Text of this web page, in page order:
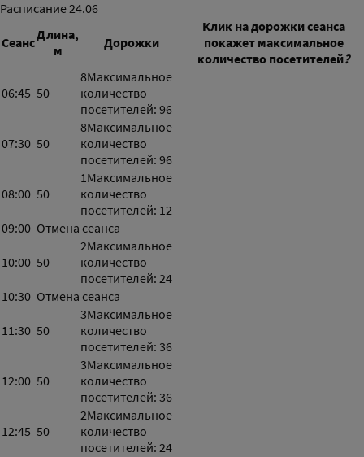
Расписание24.06
СеансДлина,
м
Дорожки
Клик на дорожки сеанса
покажет максимальное
количество посетителей?
06:45 50
8Максимальное
количество
посетителей: 96
07:30 50
8Максимальное
количество
посетителей: 96
08:00 50
1Максимальное
количество
посетителей: 12
09:00 Отмена сеанса
10:00 50
2Максимальное
количество
посетителей: 24
10:30 Отмена сеанса
11:30 50
3Максимальное
количество
посетителей: 36
12:00 50
3Максимальное
количество
посетителей: 36
12:45 50
2Максимальное
количество
посетителей: 24